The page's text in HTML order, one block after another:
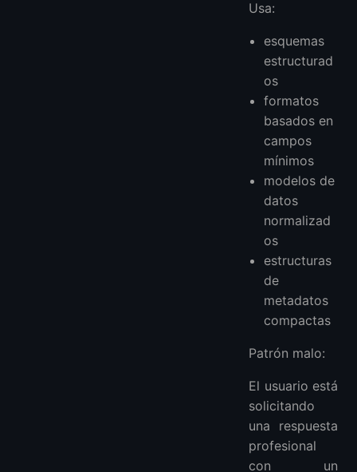
Usa:
esquemas
estructurad
os
formatos
basados en
campos
mínimos
modelos de
datos
normalizad
os
estructuras
de
metadatos
compactas
Patrón malo:
El usuario está
solicitando
una respuesta
profesional
con un